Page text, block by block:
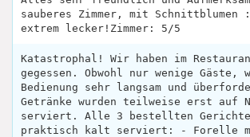
sauberes Zimmer, mit Schnittblumen
extrem lecker!Zimmer: 5/5
Katastrophal! Wir haben im
gegessen. Obwohl nur wenige Gäste,
Bedienung sehr langsam und
Getränke wurden teilweise erst auf
serviert. Alle 3 bestellten Gerichte
praktisch kalt serviert: - Forelle